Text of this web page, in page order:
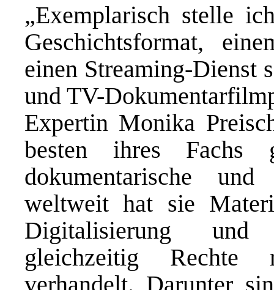
„Exemplarisch stelle
Geschichtsformat,
einen Streaming-Dienst
und TV-
Expertin Monika
besten ihres
dokumentarische
weltweit hat sie
Digitalisierung und
gleichzeitig Rechte
verhandelt. Darunter